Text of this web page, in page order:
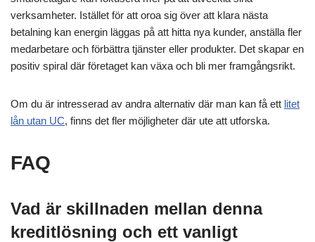
verksamheter. Istället för att oroa sig över att klara nästa
betalning kan energin läggas på att hitta nya kunder, anställa fler
medarbetare och förbättra tjänster eller produkter. Det skapar en
positiv spiral där företaget kan växa och bli mer framgångsrikt.
Om du är intresserad av andra alternativ där man kan få ett litet
lån utan UC, finns det fler möjligheter där ute att utforska.
FAQ
Vad är skillnaden mellan denna
kreditlösning och ett vanligt